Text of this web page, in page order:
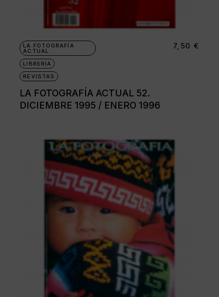
LA FOTOGRAFÍA
ACTUAL
LIBRERÍA
REVISTAS
LA FOTOGRAFÍA ACTUAL 52.
DICIEMBRE 1995 / ENERO 1996
7,50 €